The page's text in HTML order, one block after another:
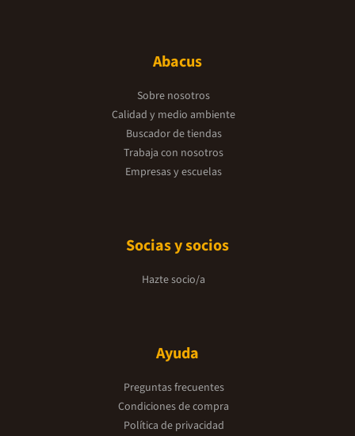
Abacus
Sobre nosotros
Calidad y medio ambiente
Buscador de tiendas
Trabaja con nosotros
Empresas y escuelas
Socias y socios
Hazte socio/a
Ayuda
Preguntas frecuentes
Condiciones de compra
Política de privacidad